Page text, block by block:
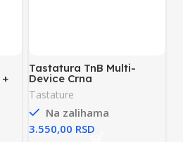
Tastatura TnB Multi-
Device Crna
Tastature
Na zalihama
RSD